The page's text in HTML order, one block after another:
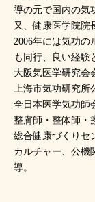
導の元で国内の気
又、健康医学院院
2006年には気功の
も同行、良い経験
大阪気医学研究会
上海市気功研究所
全日本医学気功師
整膚師・整体師・
総合健康づくりセ
カルチャー、公機
導。